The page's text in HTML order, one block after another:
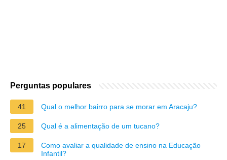
Perguntas populares
41 Qual o melhor bairro para se morar em Aracaju?
25 Qual é a alimentação de um tucano?
17
Como avaliar a qualidade de ensino na Educação
Infantil?